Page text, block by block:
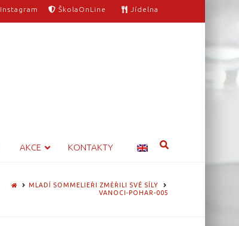
Instagram ŠkolaOnLine Jídelna
AKCE KONTAKTY
HOMEMLADÍ SOMMELIEŘI ZMĚŘILI SVÉ SÍLY
VANOCI-POHAR-005